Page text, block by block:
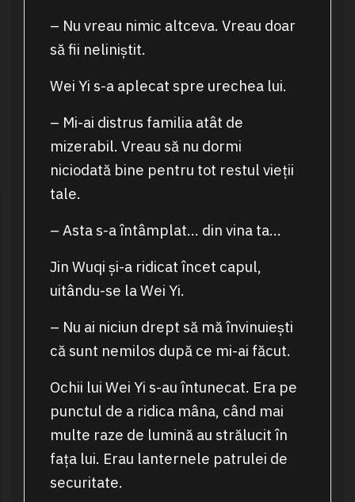
– Nu vreau nimic altceva. Vreau doar
să fii neliniștit.
Wei Yi s-a aplecat spre urechea lui.
– Mi-ai distrus familia atât de
mizerabil. Vreau să nu dormi
niciodată bine pentru tot restul vieții
tale.
– Asta s-a întâmplat… din vina ta…
Jin Wuqi și-a ridicat încet capul,
uitându-se la Wei Yi.
– Nu ai niciun drept să mă învinuiești
că sunt nemilos după ce mi-ai făcut.
Ochii lui Wei Yi s-au întunecat. Era pe
punctul de a ridica mâna, când mai
multe raze de lumină au strălucit în
fața lui. Erau lanternele patrulei de
securitate.